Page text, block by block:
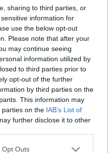
sharing to third parties, or
information for
use the below opt-out
Please note that after your
may continue seeing
information utilized by
to third parties prior to
opt-out of the further
by third parties on the
This information may
parties on the IAB’s List of
further disclose it to other
uses one or more Google
Opt Outs
δημιουργήσει 20.000
εξειδίκευσης σε 7 χρόνια
2026